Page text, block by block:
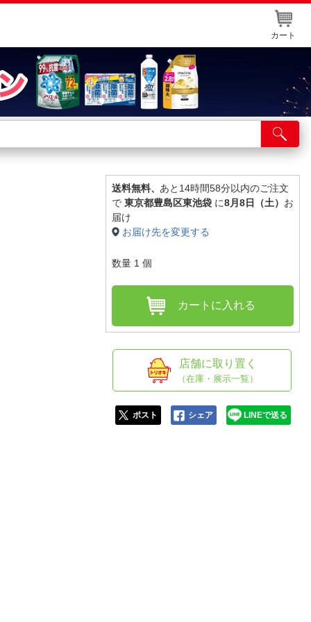
カート
舗サービス
ト取り置き
送料無料、 あと14時間58分以内のご注文
で 東京都豊島区東池袋 に8月8日（土） お
届け
お届け先を変更する
数量 1 個
カートに入れる
店舗に取り置く
（在庫・展示一覧）
ポスト シェア LINEで送る